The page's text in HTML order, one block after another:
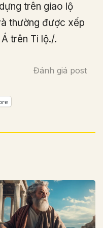
trên giao lộ
thường được xếp
trên Ti lộ./.
Đánh giá post